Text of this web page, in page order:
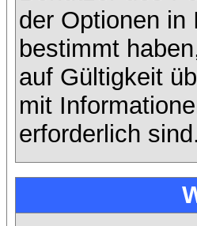
der Optionen in
bestimmt
auf Gültigkeit
mit
erforderlich sind.